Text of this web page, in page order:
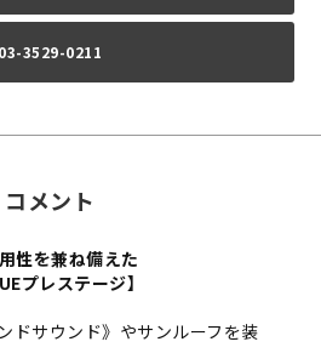
03-3529-0211
コメント
性を兼ね備えた
プレステージ】
ドサウンド》やサンルーフを装